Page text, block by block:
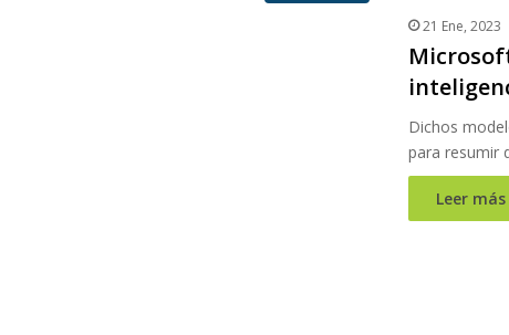
21 Ene, 2023
Dichos
para resumir
Leer más